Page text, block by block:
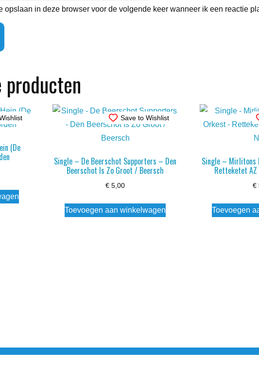
opslaan in deze browser voor de volgende keer wanneer ik een reactie
(De
Save to Wishlist
Single – De Beerschot Supporters – Den
Beerschot Is Zo Groot / Beersch
€ 5,00
Toevoegen aan winkelwagen
Single – Mirlitons
Retteketet AZ
€
Toevoegen